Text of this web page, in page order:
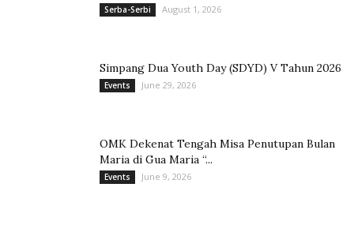
Serba-Serbi August 1, 2026
Simpang Dua Youth Day (SDYD) V Tahun 2026
Events June 29, 2026
OMK Dekenat Tengah Misa Penutupan Bulan
Maria di Gua Maria “...
Events June 9, 2026